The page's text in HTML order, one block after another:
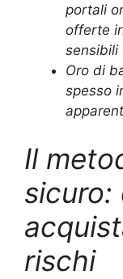
portali
offerte
sensibili
Oro di
spesso
Il
sicuro:
rischi